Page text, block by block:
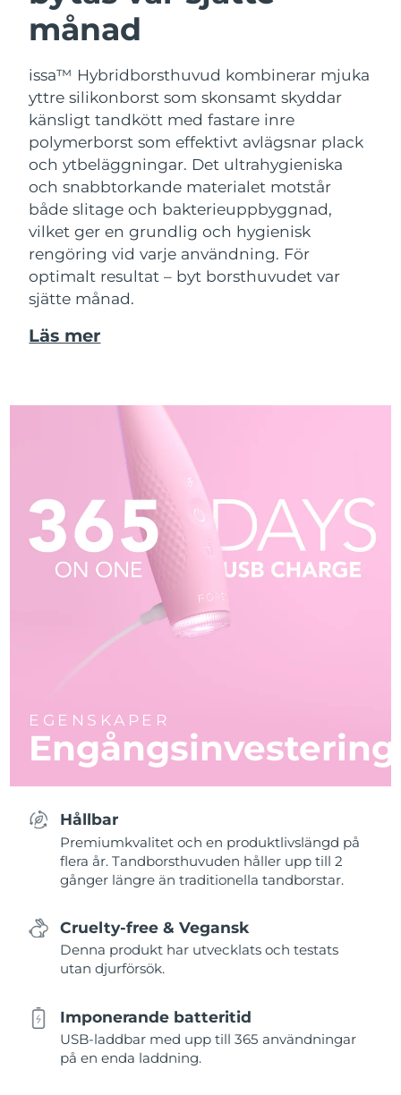
månad
issa™ Hybridborsthuvud kombinerar mjuka
yttre silikonborst som skonsamt skyddar
känsligt tandkött med fastare inre
polymerborst som effektivt avlägsnar plack
och ytbeläggningar. Det ultrahygieniska
och snabbtorkande materialet motstår
både slitage och bakterieuppbyggnad,
vilket ger en grundlig och hygienisk
rengöring vid varje användning. För
optimalt resultat – byt borsthuvudet var
sjätte månad.
Läs mer
EGENSKAPER
Engångsinvestering
Hållbar
Premiumkvalitet och en produktlivslängd på
flera år. Tandborsthuvuden håller upp till 2
gånger längre än traditionella tandborstar.
Cruelty-free & Vegansk
Denna produkt har utvecklats och testats
utan djurförsök.
Imponerande batteritid
USB-laddbar med upp till 365 användningar
på en enda laddning.